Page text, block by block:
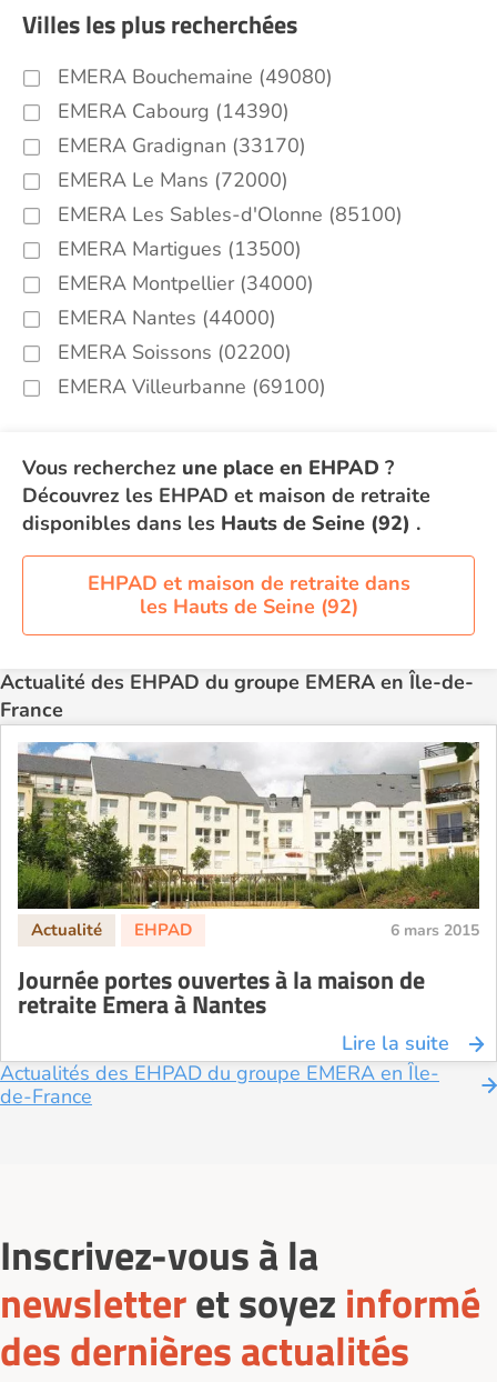
Villes les plus recherchées
EMERA Bouchemaine (49080)
EMERA Cabourg (14390)
EMERA Gradignan (33170)
EMERA Le Mans (72000)
EMERA Les Sables-d'Olonne (85100)
EMERA Martigues (13500)
EMERA Montpellier (34000)
EMERA Nantes (44000)
EMERA Soissons (02200)
EMERA Villeurbanne (69100)
Vous recherchez une place en EHPAD ?
Découvrez les EHPAD et maison de retraite
disponibles dans les Hauts de Seine (92) .
EHPAD et maison de retraite dans
les Hauts de Seine (92)
Actualité des EHPAD du groupe EMERA en Île-de-
France
6 mars 2015
Journée portes ouvertes à la maison de
retraite Emera à Nantes
Lire la suite
Actualités des EHPAD du groupe EMERA en Île-
de-France
Inscrivez-vous à la
newsletteret soyez informé
des dernières actualités